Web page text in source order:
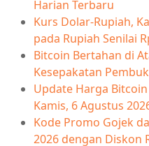
Harian Terbaru
Kurs Dolar-Rupiah,
pada Rupiah Senilai
Bitcoin Bertahan di
Kesepakatan
Update Harga
Kamis, 6 Agustus
Kode Promo Gojek
2026 dengan Diskon